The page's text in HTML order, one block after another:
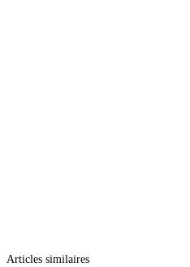
Articles similaires